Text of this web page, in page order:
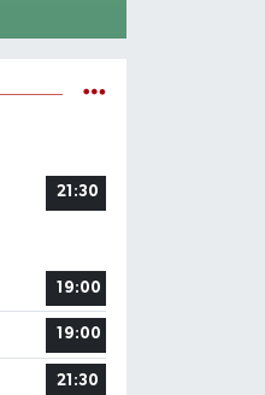
21:30
19:00
19:00
21:30